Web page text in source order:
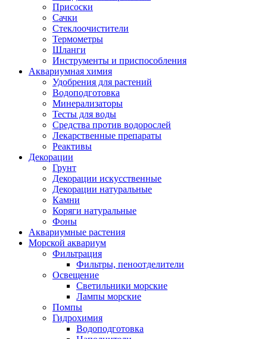
Присоски
Сачки
Стеклоочистители
Термометры
Шланги
Инструменты и приспособления
Аквариумная химия
Удобрения для растений
Водоподготовка
Минерализаторы
Тесты для воды
Средства против водорослей
Лекарственные препараты
Реактивы
Декорации
Грунт
Декорации искусственные
Декорации натуральные
Камни
Коряги натуральные
Фоны
Аквариумные растения
Морской аквариум
Фильтрация
Фильтры, пеноотделители
Освещение
Светильники морские
Лампы морские
Помпы
Гидрохимия
Водоподготовка